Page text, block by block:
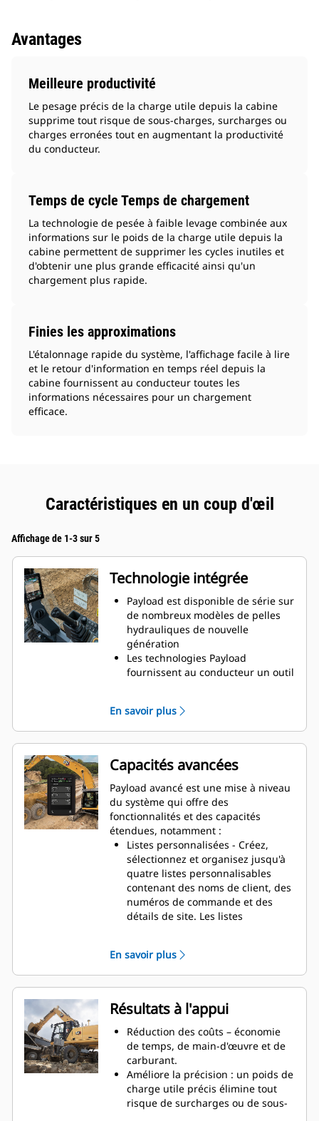
Avantages
Meilleure productivité
Le pesage précis de la charge utile depuis la cabine
supprime tout risque de sous-charges, surcharges ou
charges erronées tout en augmentant la productivité
du conducteur.
Temps de cycle Temps de chargement
La technologie de pesée à faible levage combinée aux
informations sur le poids de la charge utile depuis la
cabine permettent de supprimer les cycles inutiles et
d'obtenir une plus grande efficacité ainsi qu'un
chargement plus rapide.
Finies les approximations
L'étalonnage rapide du système, l'affichage facile à lire
et le retour d'information en temps réel depuis la
cabine fournissent au conducteur toutes les
informations nécessaires pour un chargement
efficace.
Caractéristiques en un coup d'œil
Affichage de 1-3 sur 5
Technologie intégrée
Payload est disponible de série sur
de nombreux modèles de pelles
hydrauliques de nouvelle
génération
Les technologies Payload
fournissent au conducteur un outil
Un écran facile à lire affiche le
poids de charge des
godets/grappins et des
tombereaux, tout en assurant le
suivi du nombre de chargements
et des déplacements de
matériaux.
Payload pour pelles hydrauliques
fonctionne avec une large gamme
d'équipements de travail,
notamment les godets, les
grappins à griffes, les grappins à
coquille, les grappins pour le tri et
la démolition.
En savoir plus
Capacités avancées
Payload avancé est une mise à niveau
du système qui offre des
fonctionnalités et des capacités
étendues, notamment :
Listes personnalisées - Créez,
sélectionnez et organisez jusqu'à
quatre listes personnalisables
contenant des noms de client, des
numéros de commande et des
détails de site. Les listes
détaillées à des fins de création de
rapport.
Totaux journaliers - Les utilisateurs
peuvent accéder facilement à des
rapports de charge utile détaillés
via l'écran en cabine. Ils peuvent
afficher des rapports pour le jour
en cours, le jour précédent ou
depuis la dernière réinitialisation.
Les utilisateurs peuvent aussi
vérifier facilement des totaux de
En savoir plus
Résultats à l'appui
Réduction des coûts – économie
de temps, de main-d'œuvre et de
carburant.
Améliore la précision : un poids de
charge utile précis élimine tout
risque de surcharges ou de sous-